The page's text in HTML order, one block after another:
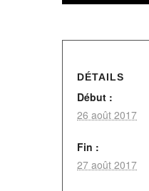
DÉTAILS
Début :
26 août 2017
Fin :
27 août 2017